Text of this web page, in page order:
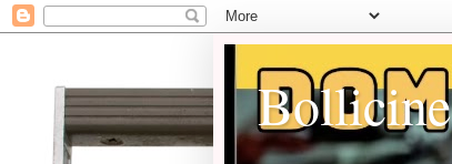
Bollicine